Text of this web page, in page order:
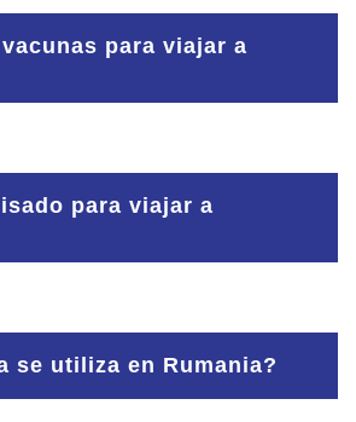
para viajar a
para viajar a
se utiliza en Rumania?